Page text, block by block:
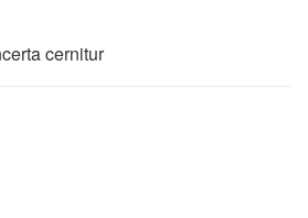
cernitur